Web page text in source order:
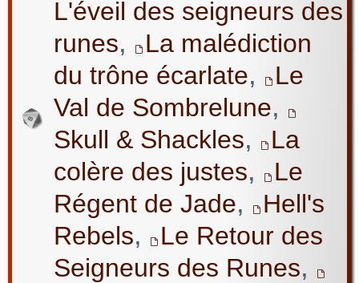
L'éveil des seigneurs des
runes,
La malédiction
du trône écarlate,
Le
Val de Sombrelune,
Skull & Shackles,
La
colère des justes,
Le
Régent de Jade,
Hell's
Rebels,
Le Retour des
Seigneurs des Runes,